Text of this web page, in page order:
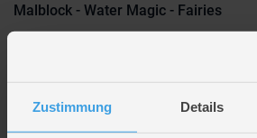
Zustimmung Details
Malblock - Water Magic - Fairies
Lieferumfang: 1 Malblock mit 6
Der Stift wird mit Wasser gefüllt
Durch das Bemalen mit dem Wasserstift